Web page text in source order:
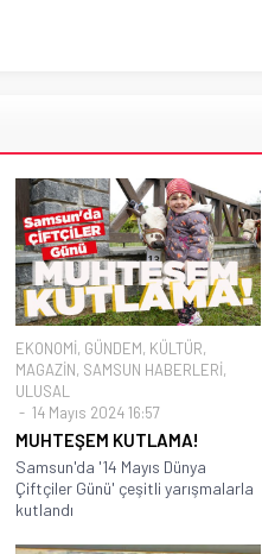
EKONOMİ, GÜNDEM, KÜLTÜR,
MAGAZİN, SAMSUN HABERLERİ,
ULUSAL
14 Mayıs 2024 16:57
MUHTEŞEM KUTLAMA!
Samsun'da '14 Mayıs Dünya
Çiftçiler Günü' çeşitli yarışmalarla
kutlandı